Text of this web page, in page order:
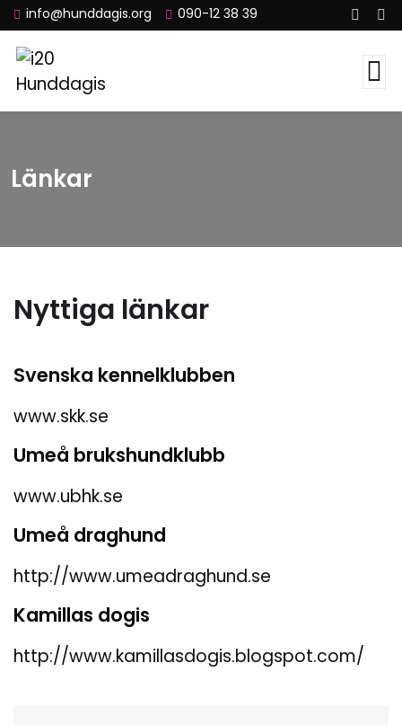
info@hunddagis.org 090-12 38 39
Länkar
Nyttiga länkar
Svenska kennelklubben
www.skk.se
Umeå brukshundklubb
www.ubhk.se
Umeå draghund
http://www.umeadraghund.se
Kamillas dogis
http://www.kamillasdogis.blogspot.com/